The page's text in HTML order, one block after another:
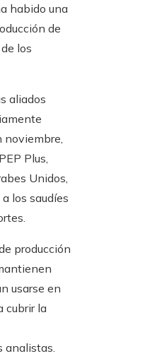
habido una
de
los
aliados
noviembre,
Plus,
Unidos,
los saudíes
producción
usarse en
cubrir la
analistas.